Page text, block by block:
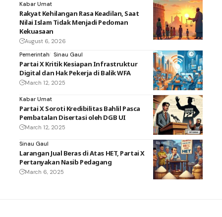
Kabar Umat
Rakyat Kehilangan Rasa Keadilan, Saat
Nilai Islam Tidak Menjadi Pedoman
Kekuasaan
August 6, 2026
Pemerintah
Sinau Gaul
Partai X Kritik Kesiapan Infrastruktur
Digital dan Hak Pekerja di Balik WFA
March 12, 2025
Kabar Umat
Partai X Soroti Kredibilitas Bahlil Pasca
Pembatalan Disertasi oleh DGB UI
March 12, 2025
Sinau Gaul
Larangan Jual Beras di Atas HET, Partai X
Pertanyakan Nasib Pedagang
March 6, 2025